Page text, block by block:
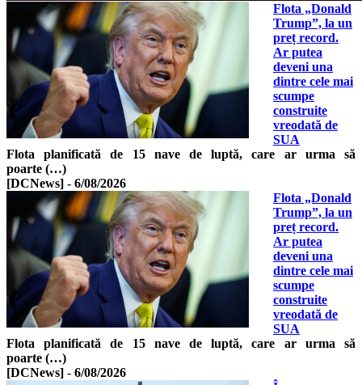
Flota „Donald
Trump”, la un
preț record.
Ar putea
deveni una
dintre cele mai
scumpe
construite
vreodată de
SUA
Flota planificată de 15 nave de luptă, care ar urma să
poarte (…)
[DCNews] - 6/08/2026
Flota „Donald
Trump”, la un
preț record.
Ar putea
deveni una
dintre cele mai
scumpe
construite
vreodată de
SUA
Flota planificată de 15 nave de luptă, care ar urma să
poarte (…)
[DCNews] - 6/08/2026